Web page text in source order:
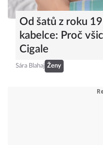
Od šatů z roku
kabelce: Proč
Cigale
Sára Blahaj Ženy